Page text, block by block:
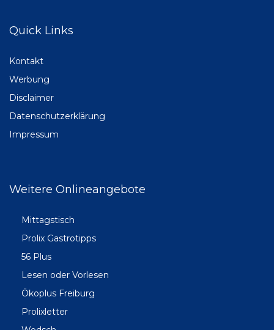
Quick Links
Kontakt
Werbung
Disclaimer
Datenschutzerklärung
Impressum
Weitere Onlineangebote
Mittagstisch
Prolix Gastrotipps
56 Plus
Lesen oder Vorlesen
Ökoplus Freiburg
Prolixletter